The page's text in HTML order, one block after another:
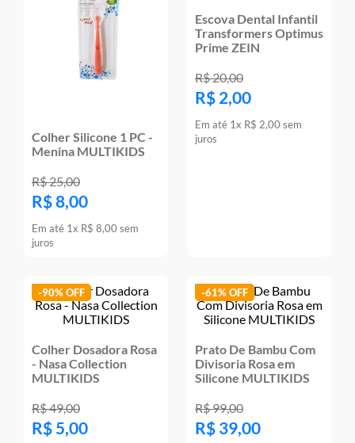
Colher Silicone 1 PC -
Menina MULTIKIDS
R$25,00
R$8,00
Em até 1x R$ 8,00 sem
juros
Escova Dental Infantil
Transformers Optimus
Prime ZEIN
R$20,00
R$ 2,00
Em até 1x R$ 2,00 sem
juros
-90%
Colher Dosadora Rosa
- Nasa Collection
MULTIKIDS
R$49,00
R$ 5,00
-61%
Prato De Bambu Com
Divisoria Rosa em
Silicone MULTIKIDS
R$99,00
R$ 39,00